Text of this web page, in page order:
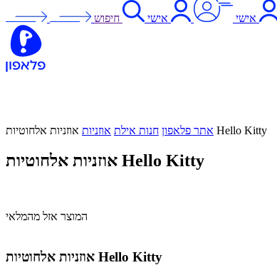
אישי אישי חיפוש
אתר פלאפון חנות אילת אוזניות אוזניות אלחוטיות Hello Kitty
אוזניות אלחוטיות Hello Kitty
המוצר אזל מהמלאי
אוזניות אלחוטיות Hello Kitty